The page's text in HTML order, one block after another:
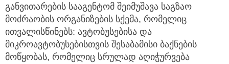
განვითარების სააგენტომ შეიმუშავა საგზაო
მოძრაობის ორგანიზების სქემა, რომელიც
ითვალისწინებს: ავტობუსებისა და
მიკროავტობუსებისთვის შესაბამისი ბაქნების
მოწყობას, რომელიც სრულად აღიჭურვება